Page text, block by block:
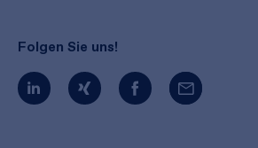
Folgen Sie uns!